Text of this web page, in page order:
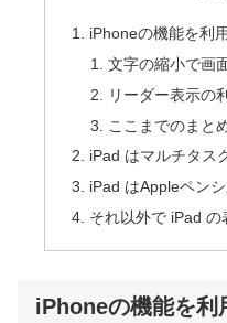
iPhoneの機能を利
文字の縮小で画
リーダー表示の
ここまでのまと
iPad はマルチタス
iPad はAppleペン
それ以外で iPad の
iPhoneの機能を利